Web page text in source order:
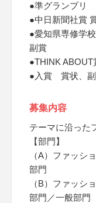
●準グランプリ
●中日新聞社賞
●愛知県専修学
副賞
●THINK
●入賞 賞状、
募集内容
テーマに沿った
【部門】
（A）ファッシ
部門
（B）ファッシ
部門／一般部門